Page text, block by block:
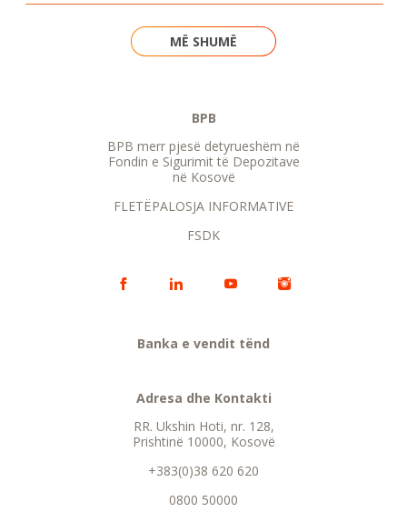
MË SHUMË
BPB
BPB merr pjesë detyrueshëm në
Fondin e Sigurimit të Depozitave
në Kosovë
FLETËPALOSJA INFORMATIVE
FSDK
Banka e vendit tënd
Adresa dhe Kontakti
RR. Ukshin Hoti, nr. 128,
Prishtinë 10000, Kosovë
+383(0)38 620 620
0800 50000